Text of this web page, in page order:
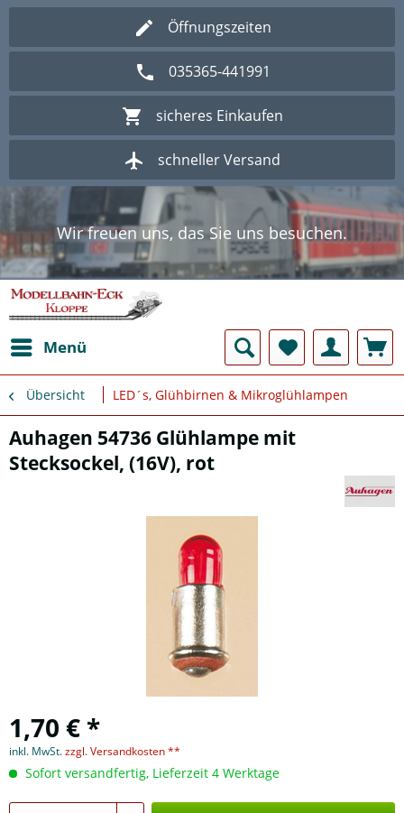
Öffnungszeiten
035365-441991
sicheres Einkaufen
schneller Versand
Wir freuen uns, das Sie uns besuchen.
Herzlich Willkommen im Onlineshop
Modellbahn - Eck Kloppe.
Wir freuen uns, das Sie uns besuchen.
Herzlich Willkommen im Onlineshop
Modellbahn - Eck Kloppe.
Menü
Übersicht LED´s, Glühbirnen & Mikroglühlampen
Auhagen 54736 Glühlampe mit
Stecksockel, (16V), rot
1,70 € *
inkl. MwSt.zzgl. Versandkosten **
Sofort versandfertig, Lieferzeit 4 Werktage